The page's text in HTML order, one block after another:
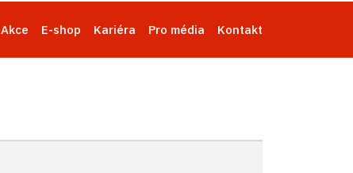
Akce E-shop Kariéra Pro média Kontakt